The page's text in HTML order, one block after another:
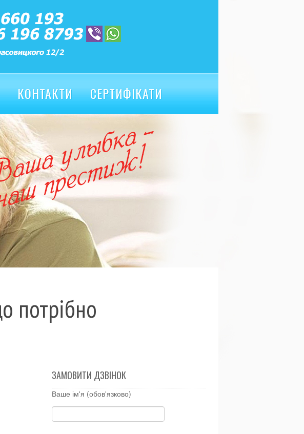
КОНТАКТИ
СЕРТИФІКАТИ
потрібно
ЗАМОВИТИ ДЗВІНОК
Ваше ім'я (обов'язково)